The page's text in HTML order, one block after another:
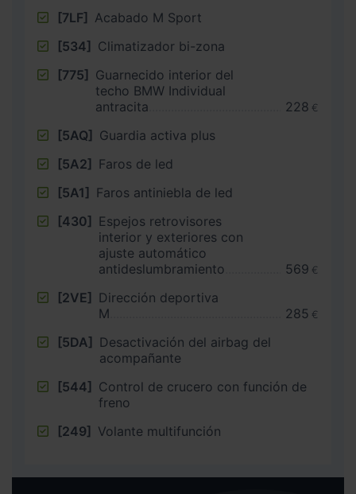
[7LF] Acabado M Sport
[534] Climatizador bi-zona
[775] Guarnecido interior del
techo BMW Individual
antracita
228 €
[5AQ] Guardia activa plus
[5A2] Faros de led
[5A1] Faros antiniebla de led
[430] Espejos retrovisores
interior y exteriores con
ajuste automático
antideslumbramiento
569 €
[2VE] Dirección deportiva
M
285 €
[5DA] Desactivación del airbag del
acompañante
[544] Control de crucero con función de
freno
[249] Volante multifunción